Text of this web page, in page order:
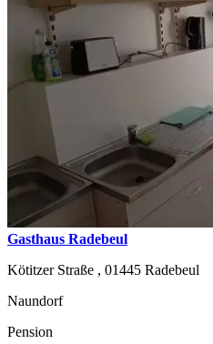
Gasthaus Radebeul
Kötitzer Straße , 01445 Radebeul
Naundorf
Pension